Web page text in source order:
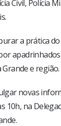
Civil, Polícia
a prática
e região.
novas
10h, na